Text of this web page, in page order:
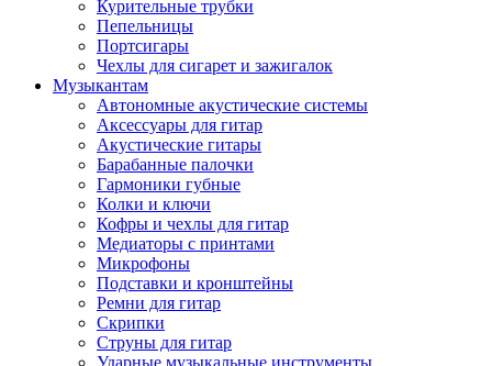
Курительные трубки
Пепельницы
Портсигары
Чехлы для сигарет и зажигалок
Музыкантам
Автономные акустические системы
Аксессуары для гитар
Акустические гитары
Барабанные палочки
Гармоники губные
Колки и ключи
Кофры и чехлы для гитар
Медиаторы с принтами
Микрофоны
Подставки и кронштейны
Ремни для гитар
Скрипки
Струны для гитар
Ударные музыкальные инструменты